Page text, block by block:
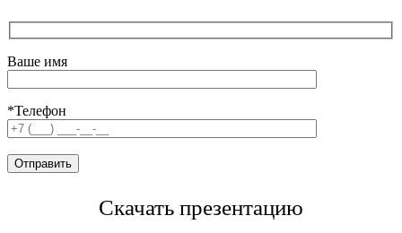
Ваше имя
*Телефон
Скачать презентацию